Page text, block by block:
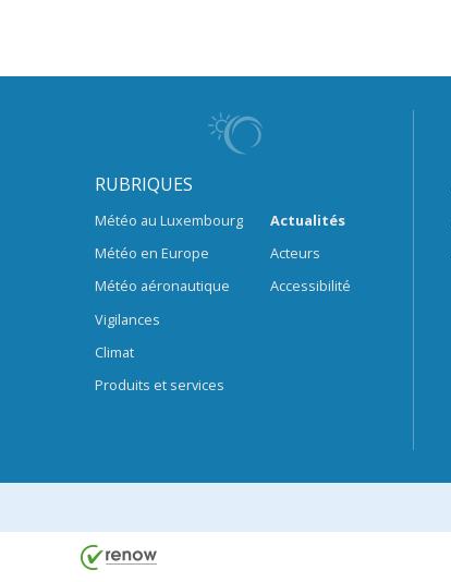
RUBRIQUES
Météo au Luxembourg
Météo en Europe
Météo aéronautique
Vigilances
Climat
Produits et services
Actualités
Acteurs
Accessibilité